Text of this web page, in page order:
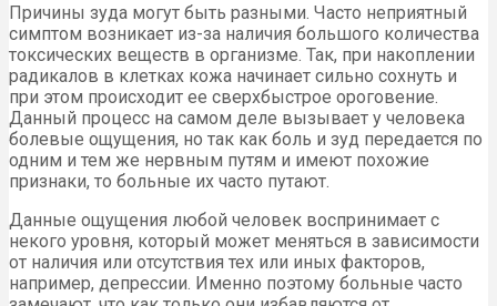
Причины зуда могут быть разными. Часто неприятный
симптом возникает из-за наличия большого количества
токсических веществ в организме. Так, при накоплении
радикалов в клетках кожа начинает сильно сохнуть и
при этом происходит ее сверхбыстрое ороговение.
Данный процесс на самом деле вызывает у человека
болевые ощущения, но так как боль и зуд передается по
одним и тем же нервным путям и имеют похожие
признаки, то больные их часто путают.
Данные ощущения любой человек воспринимает с
некого уровня, который может меняться в зависимости
от наличия или отсутствия тех или иных факторов,
например, депрессии. Именно поэтому больные часто